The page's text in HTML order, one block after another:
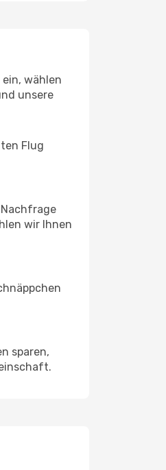
wählen
unsere
Flug
wir Ihnen
sparen,